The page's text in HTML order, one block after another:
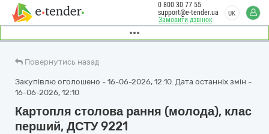
Замовити дзвінок
0 800 30 77 55
support@e-tender.ua
UK
Повернутись назад
Закупівлю оголошено - 16-06-2026, 12:10. Дата останніх змін -
16-06-2026, 12:10
Картопля столова рання (молода), клас
перший, ДСТУ 9221